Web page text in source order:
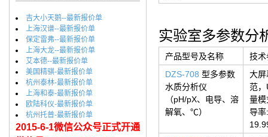
吉大小天鹅--最新报价单
上海汉谱--最新报价单
保定雷弗--最新报价单
上海大龙--最新报价单
艾本德--最新报价单
美国精骐-最新报价单
杭州泰林-最新报价单
上海和泰-最新报价单
欧陆科仪-最新报价单
杭州托普-最新报价单
2015-6-1微信公众号正式开通
实验室多参数分
产品型号及名称
技术
DZS-708 型多参数
水质分析仪
（pH/pX、电导、溶
解氧、℃）
大屏
范，
量
导